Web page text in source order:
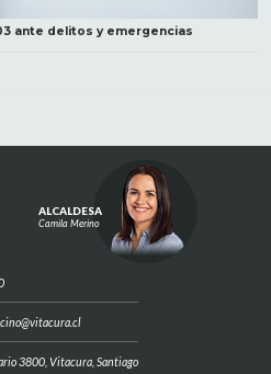
ante delitos y emergencias
3800, Vitacura, Santiago
ALCALDESA
Camila Merino